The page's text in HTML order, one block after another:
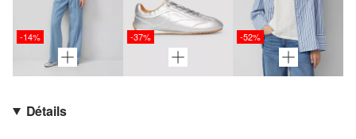
-14% -37% -52%
Détails